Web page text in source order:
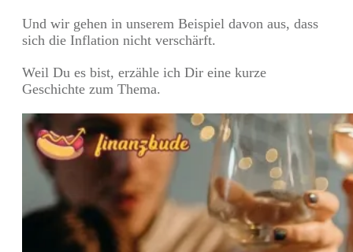
Und wir gehen in unserem Beispiel davon aus, dass
sich die Inflation nicht verschärft.
Weil Du es bist, erzähle ich Dir eine kurze
Geschichte zum Thema.